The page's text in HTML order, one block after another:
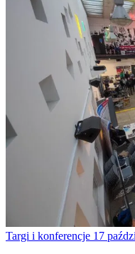
Targi i konferencje 17